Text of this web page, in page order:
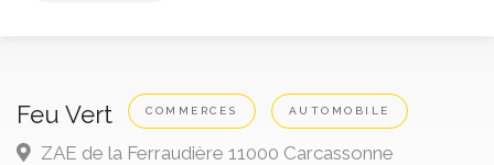
Feu Vert COMMERCES AUTOMOBILE
ZAE de la Ferraudière 11000 Carcassonne